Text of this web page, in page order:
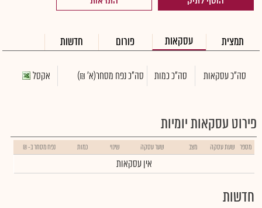
תמצית עסקאות פורום חדשות
סה"כ עסקאות סה"כ כמות סה"כ נפח מסחר(א' ₪) אקסל
פירוט עסקאות יומיות
מספר שעת עסקה מצב שער עסקה שינוי כמות נפח מסחר ב- ₪
אין עסקאות
חדשות